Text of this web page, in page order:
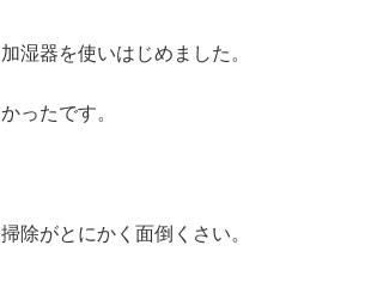
湿器を使いはじめました。
ったです。
除がとにかく面倒くさい。